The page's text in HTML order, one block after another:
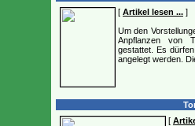
[ Artikel lesen ... ]
Um den
Anpflanzen von
gestattet. Es
angelegt werden.
[